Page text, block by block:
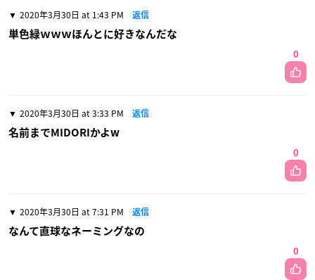
2020年3月30日 at 1:43 PM 返信
単色緑ｗｗｗほんとに好きなんだな
0
2020年3月30日 at 3:33 PM 返信
名前までMIDORI‪かよ‪‪w
0
2020年3月30日 at 7:31 PM 返信
なんて直球なネーミングなの
0